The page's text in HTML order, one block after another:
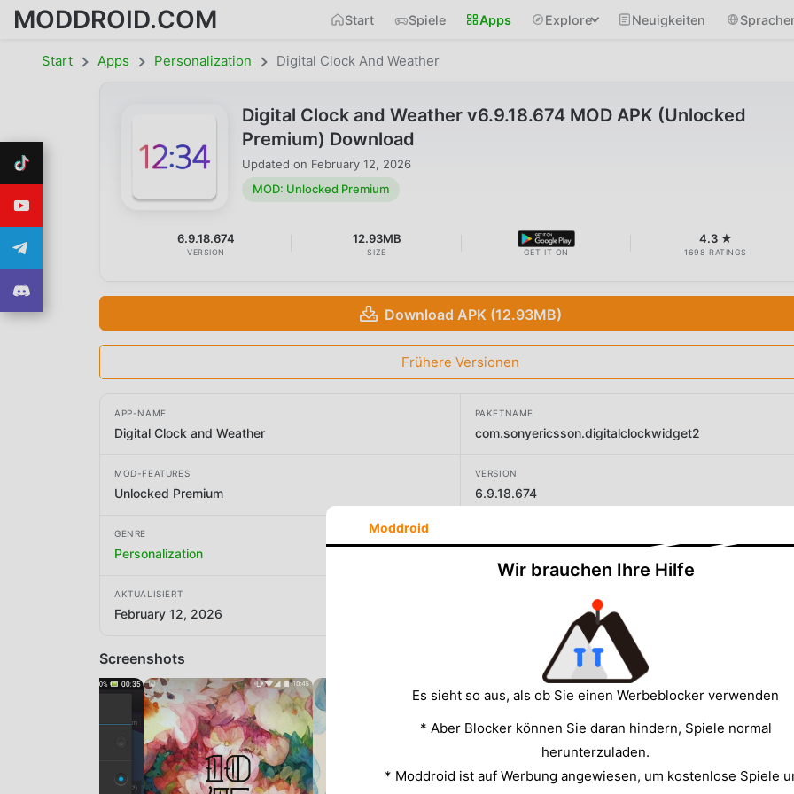
MODDROID.COM Start Spiele Apps Explore Neuigkeiten
Start Apps Personalization Digital Clock And Weather
Digital Clock and Weather v6.9.18.674 MOD APK (Unlocked
Premium) Download
Updated on February 12, 2026
MOD: Unlocked Premium
6.9.18.674
VERSION
12.93MB
SIZE GET IT ON
4.3 ★
1698 RATINGS
Download APK (12.93MB)
Frühere Versionen
APP-NAME
Digital Clock and Weather
PAKETNAME
com.sonyericsson.digitalclockwidget2
MOD-FEATURES
Unlocked Premium
VERSION
6.9.18.674
GENRE
Personalization
AKTUALISIERT
February 12, 2026
Screenshots
Moddroid
Wir brauchen Ihre Hilfe
Es sieht so aus, als ob Sie einen Werbeblocker verwenden
* Aber Blocker können Sie daran hindern, Spiele normal
herunterzuladen.
* Moddroid ist auf Werbung angewiesen, um kostenlose Spiele